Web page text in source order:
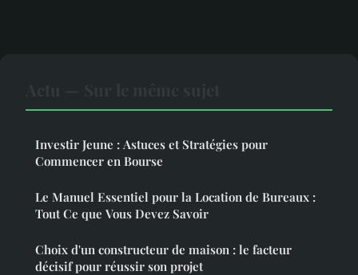
Investir Jeune : Astuces et Stratégies pour
Commencer en Bourse
Le Manuel Essentiel pour la Location de Bureaux :
Tout Ce que Vous Devez Savoir
Choix d'un constructeur de maison : le facteur
décisif pour réussir son projet